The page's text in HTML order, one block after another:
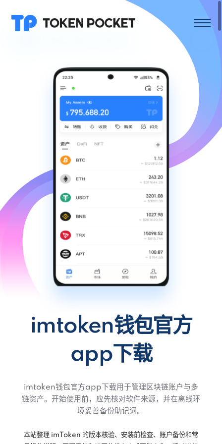
imtoken钱包官方
app下载
imtoken钱包官方app下载用于管理区块链账户与多
链资产。开始使用前，应先核对软件来源，并在离线环
境妥善备份助记词。
本站整理 imToken 的版本核验、安装前检查、账户备份和常